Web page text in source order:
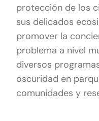
protección de los
sus delicados
promover la
problema a nivel
diversos
oscuridad en
comunidades y